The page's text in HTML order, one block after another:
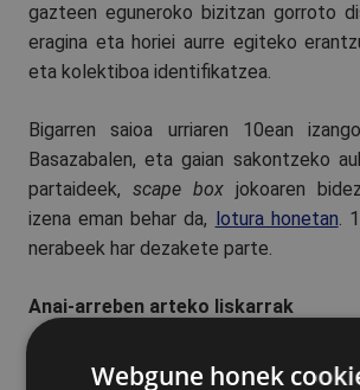
gazteen eguneroko bizitzan gorroto
eragina eta horiei aurre egiteko
eta kolektiboa identifikatzea.
Bigarren saioa urriaren 10ean
Basazabalen, eta gaian sakontzeko
partaideek, scape box jokoaren
izena eman behar da, lotura honetan.
nerabeek har dezakete parte.
Anai-arreben arteko liskarrak
Gurasoentzako eskaintzarik
Webgune honek